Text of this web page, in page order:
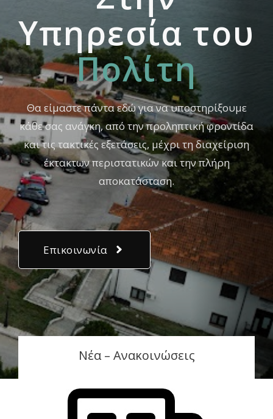
Yπηρεσία του
Πολίτη
Θα είμαστε πάντα εδώ για να υποστηρίξουμε
κάθε σας ανάγκη, από την προληπτική φροντίδα
και τις τακτικές εξετάσεις, μέχρι τη διαχείριση
έκτακτων περιστατικών και την πλήρη
αποκατάσταση.
Επικοινωνία
Νέα – Ανακοινώσεις